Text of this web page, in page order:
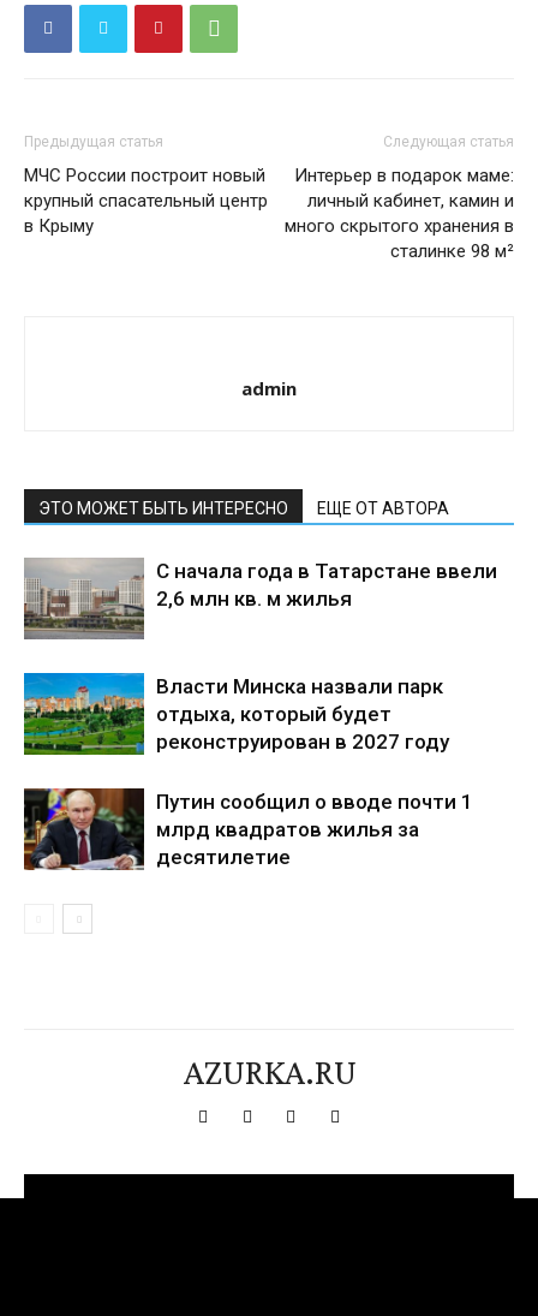
Предыдущая статья
МЧС России построит новый
крупный спасательный центр
в Крыму
Следующая статья
Интерьер в подарок маме:
личный кабинет, камин и
много скрытого хранения в
сталинке 98 м²
admin
ЭТО МОЖЕТ БЫТЬ ИНТЕРЕСНО ЕЩЕ ОТ АВТОРА
С начала года в Татарстане ввели
2,6 млн кв. м жилья
Власти Минска назвали парк
отдыха, который будет
реконструирован в 2027 году
Путин сообщил о вводе почти 1
млрд квадратов жилья за
десятилетие
AZURKA.RU